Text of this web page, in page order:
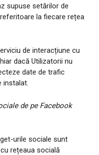
supuse setărilor de
la fiecare rețea
de interacțiune cu
dacă Utilizatorii nu
date de trafic
instalat.
de pe Facebook
urile sociale sunt
rețeaua socială